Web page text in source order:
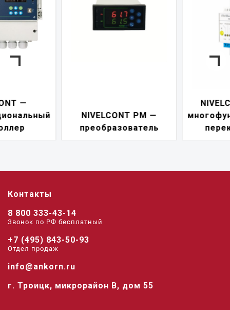
NIVELCONT PM —
преобразователь
NIVELCONT PKK —
переключатель
Контакты
8 800 333-43-14
Звонок по РФ беcплатный
+7 (495) 843-50-93
Отдел продаж
info@ankorn.ru
г. Троицк, микрорайон В, дом 55